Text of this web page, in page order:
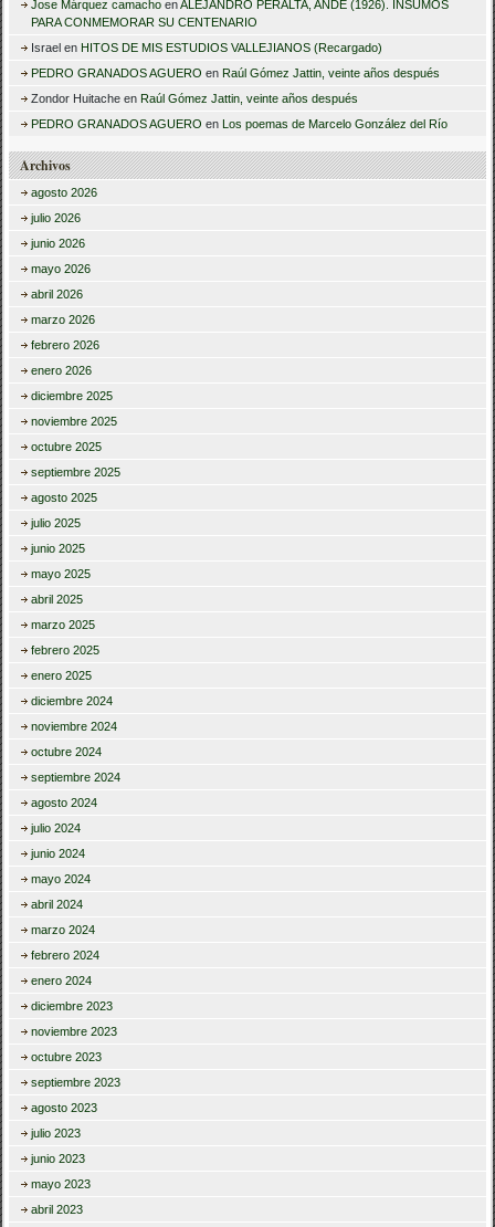
Jose Márquez camacho enALEJANDRO PERALTA, ANDE (1926). INSUMOS
PARA CONMEMORAR SU CENTENARIO
Israel en HITOS DE MIS ESTUDIOS VALLEJIANOS (Recargado)
PEDRO GRANADOS AGUERO en Raúl Gómez Jattin, veinte años después
Zondor Huitache en Raúl Gómez Jattin, veinte años después
PEDRO GRANADOS AGUERO en Los poemas de Marcelo González del Río
Archivos
agosto 2026
julio 2026
junio 2026
mayo 2026
abril 2026
marzo 2026
febrero 2026
enero 2026
diciembre 2025
noviembre 2025
octubre 2025
septiembre 2025
agosto 2025
julio 2025
junio 2025
mayo 2025
abril 2025
marzo 2025
febrero 2025
enero 2025
diciembre 2024
noviembre 2024
octubre 2024
septiembre 2024
agosto 2024
julio 2024
junio 2024
mayo 2024
abril 2024
marzo 2024
febrero 2024
enero 2024
diciembre 2023
noviembre 2023
octubre 2023
septiembre 2023
agosto 2023
julio 2023
junio 2023
mayo 2023
abril 2023